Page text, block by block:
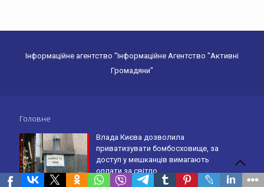
Інформаційне агентство "Інформаційне Агентство "Активні
Громадяни"
Головне
Влада Києва дозволила
приватизувати бомбосховище, за
доступ у мешканців вимагають
оплати за світло